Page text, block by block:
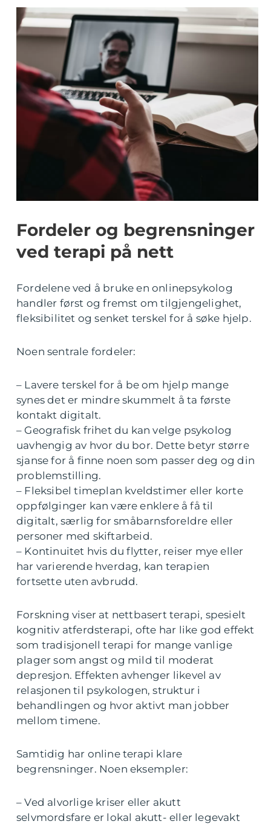
Fordeler og begrensninger
ved terapi på nett
Fordelene ved å bruke en onlinepsykolog
handler først og fremst om tilgjengelighet,
fleksibilitet og senket terskel for å søke hjelp.
Noen sentrale fordeler:
– Lavere terskel for å be om hjelp mange
synes det er mindre skummelt å ta første
kontakt digitalt.
– Geografisk frihet du kan velge psykolog
uavhengig av hvor du bor. Dette betyr større
sjanse for å finne noen som passer deg og din
problemstilling.
– Fleksibel timeplan kveldstimer eller korte
oppfølginger kan være enklere å få til
digitalt, særlig for småbarnsforeldre eller
personer med skiftarbeid.
– Kontinuitet hvis du flytter, reiser mye eller
har varierende hverdag, kan terapien
fortsette uten avbrudd.
Forskning viser at nettbasert terapi, spesielt
kognitiv atferdsterapi, ofte har like god effekt
som tradisjonell terapi for mange vanlige
plager som angst og mild til moderat
depresjon. Effekten avhenger likevel av
relasjonen til psykologen, struktur i
behandlingen og hvor aktivt man jobber
mellom timene.
Samtidig har online terapi klare
begrensninger. Noen eksempler:
– Ved alvorlige kriser eller akutt
selvmordsfare er lokal akutt- eller legevakt